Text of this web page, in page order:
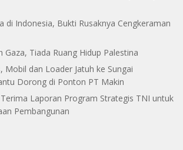
di Indonesia, Bukti Rusaknya Cengkeraman
Tiada Ruang Hidup Palestina
Mobil dan Loader Jatuh ke Sungai
Dorong di Ponton PT Makin
Laporan Program Strategis TNI untuk
Pembangunan